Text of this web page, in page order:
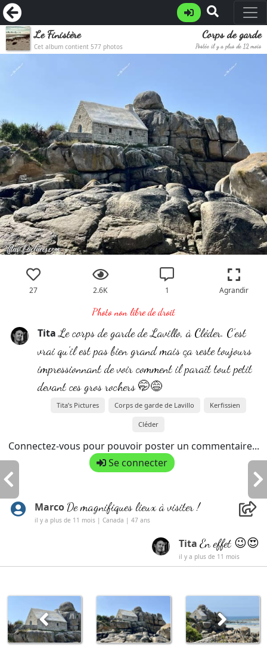
Le Finistère
Cet album contient 577 photos
Corps de garde
Postée il y a plus de 12 mois
27 2.6K 1 Agrandir
Photo non libre de droit
Tita Le corps de garde de Lavillo, à Cléder. C’est
vrai qu’il est pas bien grand mais ça reste toujours
impressionnant de voir comment il paraît tout petit
devant ces gros rochers 🤭😅
Tita’s Pictures Corps de garde de Lavillo Kerfissien
Cléder
Connectez-vous pour pouvoir poster un commentaire...
Se connecter
MarcoDe magnifiques lieux à visiter !
il y a plus de 11 mois | Canada | 47 ans
Tita En effet 😉😍
il y a plus de 11 mois